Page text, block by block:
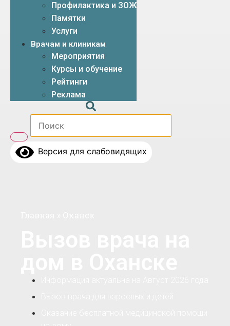
Профилактика и ЗОЖ
Памятки
Услуги
Врачам и клиникам
Мероприятия
Курсы и обучение
Рейтинги
Реклама
Версия для слабовидящих